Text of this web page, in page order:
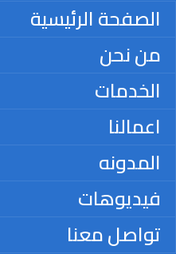
الصفحة الرئيسية
من نحن
الخدمات
اعمالنا
المدونه
فيديوهات
تواصل معنا